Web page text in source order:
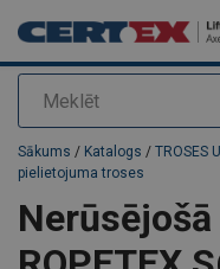
Meklēt
Pievienots jūsu
Sākums / Katalogs / TROSES
pielietojuma troses